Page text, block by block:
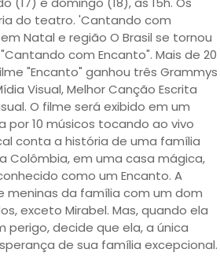
do teatro. 'Cantando com
Natal e região O Brasil se tornou
com Encanto". Mais de 20
"Encanto" ganhou três Grammys
Visual, Melhor Canção Escrita
O filme será exibido em um
10 músicos tocando ao vivo
conta a história de uma família
Colômbia, em uma casa mágica,
como um Encanto. A
meninas da família com um dom
exceto Mirabel. Mas, quando ela
decide que ela, a única
de sua família excepcional.